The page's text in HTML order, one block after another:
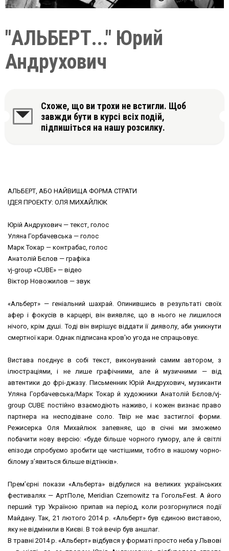
"АЛЬБЕРТ..." Юрий
Андрухович
Схоже, що ви трохи не встигли. Щоб
завжди бути в курсі всіх подій,
підпишіться на нашу розсилку.
АЛЬБЕРТ, АБО НАЙВИЩА ФОРМА СТРАТИ
ІДЕЯ ПРОЕКТУ: ОЛЯ МИХАЙЛЮК
Юрій Андрухович — текст, голос
Уляна Горбачевська — голос
Марк Токар — контрабас, голос
Анатолій Бєлов — графіка
vj-group «CUBE» — відео
Віктор Новожилов — звук
«Альберт» — геніальний шахрай. Опинившись в результаті своїх
афер і фокусів в карцері, він виявляє, що в нього не лишилося
нічого, крім душі. Тоді він вирішує віддати її дияволу, аби уникнути
смертної кари. Однак підписана кров'ю угода не спрацьовує.
Вистава поєднує в собі текст, виконуваний самим автором, з
ілюстраціями, і не лише графічними, але й музичними — від
автентики до фрі-джазу. Письменник Юрій Андрухович, музиканти
Уляна Горбачевська/Марк Токар й художники Анатолій Бєлов/vj-
group CUBE постійно взаємодіють наживо, і кожен визнає право
партнера на несподіване соло. Твір не має застиглої форми.
Режисерка Оля Михайлюк запевняє, що в січні ми зможемо
побачити нову версію: «буде більше чорного гумору, але й світлі
епізоди спробуємо зробити ще чистішими, тобто в нашому чорно-
білому з’явиться більше відтінків».
Прем’єрні покази «Альберта» відбулися на великих українських
фестивалях — АртПоле, Meridian Czernowitz та ГогольFest. А його
перший тур Україною припав на період, коли розгорнулися події
Майдану. Так, 21 лютого 2014 р. «Альберт» був єдиною виставою,
яку не відмінили в Києві. В той вечір був аншлаг.
В травні 2014 р. «Альберт» відбувся у форматі просто неба у Львові